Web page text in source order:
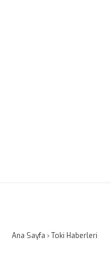
Ana Sayfa ›Toki Haberleri